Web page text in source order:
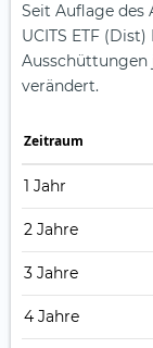
Seit Auflage des
UCITS ETF
verändert.
Zeitraum
1 Jahr
2 Jahre
3 Jahre
4 Jahre